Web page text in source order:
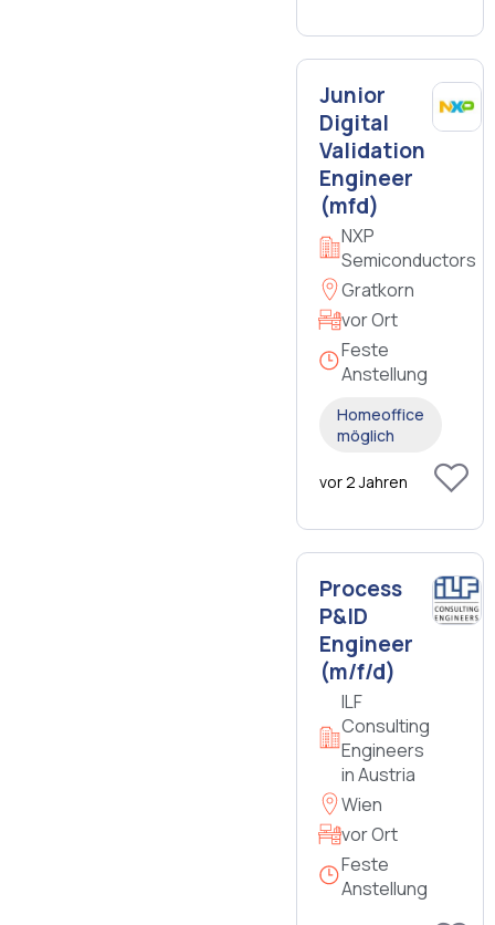
Junior
Digital
Validation
Engineer
(mfd)
NXP
Semiconductors
Gratkorn
vor Ort
Feste
Anstellung
Homeoffice
möglich
vor 2 Jahren
Process
P&ID
Engineer
(m/f/d)
ILF
Consulting
Engineers
in Austria
Wien
vor Ort
Feste
Anstellung